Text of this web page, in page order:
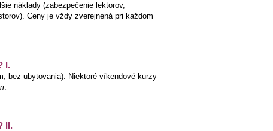
náklady (zabezpečenie lektorov,
Ceny je vždy zverejnená pri každom
I.
bez ubytovania). Niektoré víkendové kurzy
.
II.